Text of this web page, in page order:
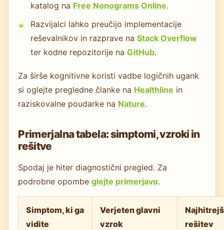
katalog na Free Nonograms Online.
Razvijalci lahko preučijo implementacije
reševalnikov in razprave na Stack Overflow
ter kodne repozitorije na GitHub.
Za širše kognitivne koristi vadbe logičnih ugank
si oglejte pregledne članke na Healthline in
raziskovalne poudarke na Nature.
Primerjalna tabela: simptomi, vzroki in
rešitve
Spodaj je hiter diagnostični pregled. Za
podrobne opombeglejte primerjavo.
Simptom, ki ga
vidite
Verjeten glavni
vzrok
rešitev